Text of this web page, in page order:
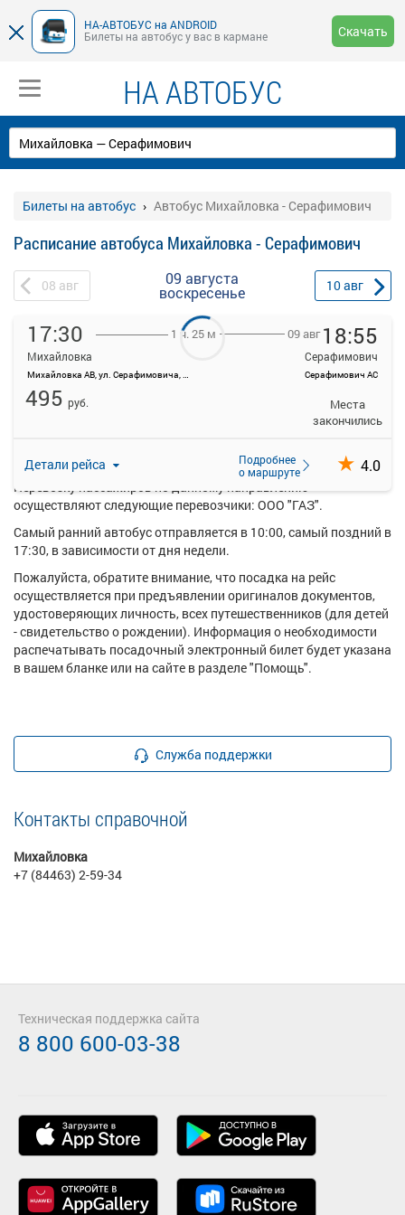
НА-АВТОБУС на ANDROID
Билеты на автобус у вас в кармане
Скачать
НА АВТОБУС
Билеты на автобус Автобус Михайловка - Серафимович
Расписание автобуса Михайловка - Серафимович
08 авг 09 августа
воскресенье 10авг
17:30
Михайловка
Михайловка АВ, ул. Серафимовича, д. 15
1 ч. 25 м 09 авг 18:55
Серафимович
Серафимович АС
Детали рейса
Подробнее
о маршруте
4.0
495 руб.
Места
закончились
На данной странице вы можете ознакомиться с расписанием и
купить билет онлайн на автобус Михайловка - Серафимович
стоимостью от 450 рублей.
в среднем 3 рейса.
Перевозку пассажиров по данному направлению
осуществляют следующие перевозчики: ООО "ГАЗ".
Самый ранний автобус отправляется в 10:00, самый поздний в
17:30, в зависимости от дня недели.
Пожалуйста, обратите внимание, что посадка на рейс
осуществляется при предъявлении оригиналов документов,
удостоверяющих личность, всех путешественников (для детей
- свидетельство о рождении). Информация о необходимости
распечатывать посадочный электронный билет будет указана
в вашем бланке или на сайте в разделе "Помощь".
Служба поддержки
Контакты справочной
Михайловка
+7 (84463) 2-59-34
Техническая поддержка сайта
8 800 600-03-38